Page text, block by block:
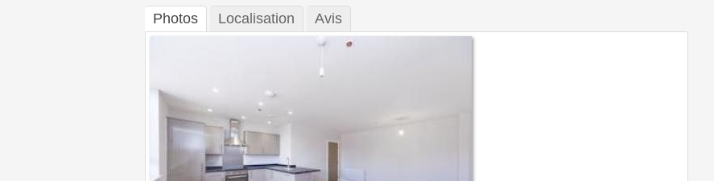
Photos Localisation Avis